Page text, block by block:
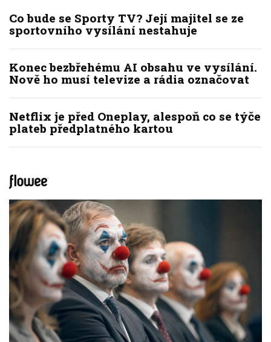
Co bude se Sporty TV? Její majitel se ze
sportovního vysílání nestahuje
Konec bezbřehému AI obsahu ve vysílání.
Nově ho musí televize a rádia označovat
Netflix je před Oneplay, alespoň co se týče
plateb předplatného kartou